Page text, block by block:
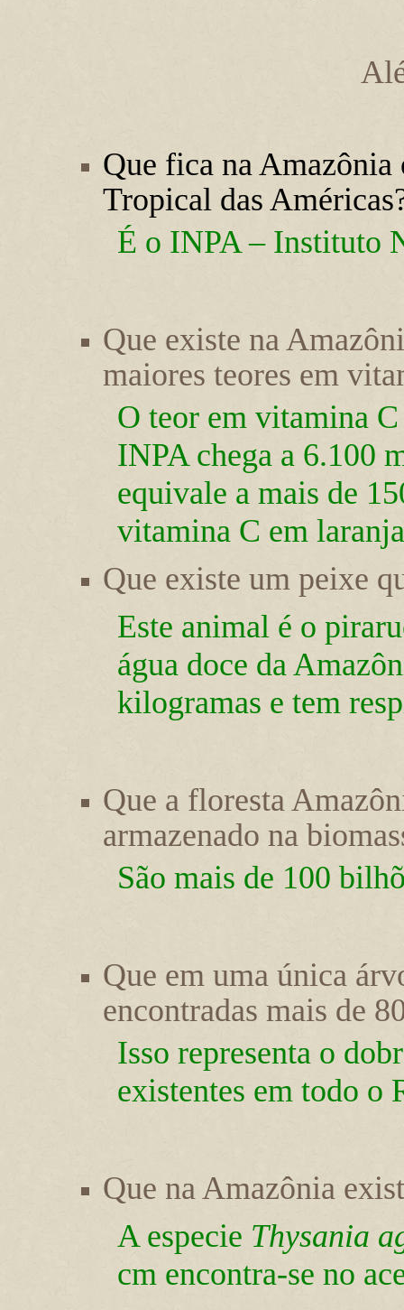
Que fica na
Tropical das
É o INPA – Instituto
Que existe na
maiores teores em
O teor em vitamina
INPA chega a 6.100
equivale a mais de
vitamina C em
Que existe um peixe
Este animal é o
água doce da
kilogramas e tem
Que a floresta
armazenado na
São mais de 100
Que em uma única
encontradas mais de
Isso representa o
existentes em todo o
Que na Amazônia
A especie Thysania
cm encontra-se no